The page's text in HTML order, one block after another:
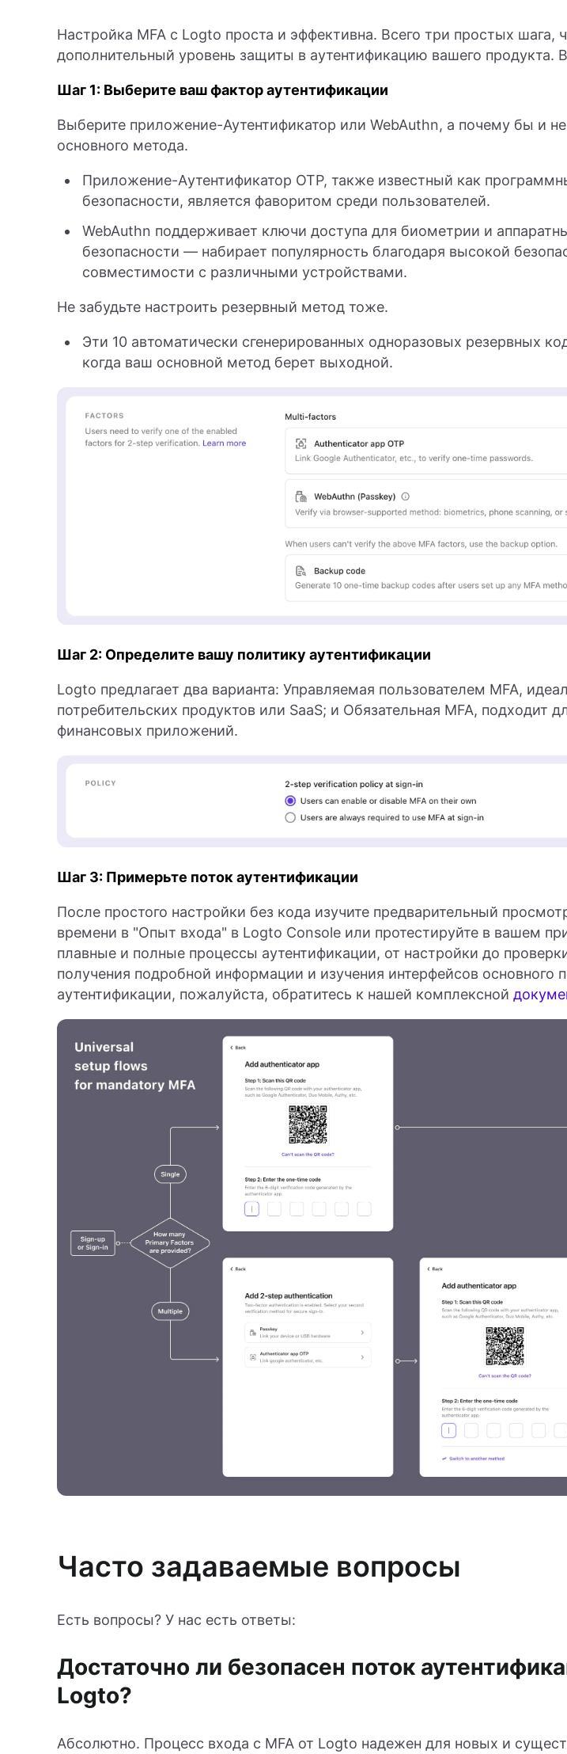
Настройка MFA с Logto проста и эффективна. Всего три простых шага,
дополнительный уровень защиты в аутентификацию вашего продукта.
Шаг 1: Выберите ваш фактор аутентификации
Выберите приложение-Аутентификатор или WebAuthn, а почему бы и
основного метода.
Приложение-Aутентификатор OTP, также известный как
безопасности, является фаворитом среди пользователей.
WebAuthn поддерживает ключи доступа для биометрии и
безопасности — набирает популярность благодаря высокой
совместимости с различными устройствами.
Не забудьте настроить резервный метод тоже.
Эти 10 автоматически сгенерированных одноразовых резервных
когда ваш основной метод берет выходной.
Шаг 2: Определите вашу политику аутентификации
Logto предлагает два варианта: Управляемая пользователем MFA,
потребительских продуктов или SaaS; и Обязательная MFA, подходит
финансовых приложений.
Шаг 3: Примерьте поток аутентификации
После простого настройки без кода изучите предварительный
времени в "Опыт входа" в Logto Console или протестируйте в вашем
плавные и полные процессы аутентификации, от настройки до
получения подробной информации и изучения интерфейсов основного
аутентификации, пожалуйста, обратитесь к нашей комплексной
Часто задаваемые вопросы
Есть вопросы? У нас есть ответы:
Достаточно ли безопасен поток
Logto?
Абсолютно. Процесс входа с MFA от Logto надежен для новых и